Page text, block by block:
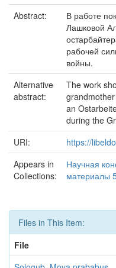
Abstract:
В работе
Лашковой
рабочей
войны.
Alternative
abstract:
The work
an
during the
URI:
https://
Appears in
Collections:
Научная
материалы
Files in This Item:
File